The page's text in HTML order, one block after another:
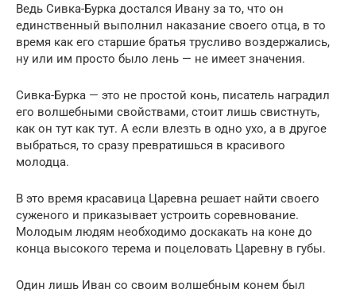
Ведь Сивка-Бурка достался Ивану за то, что он
единственный выполнил наказание своего отца, в то
время как его старшие братья трусливо воздержались,
ну или им просто было лень — не имеет значения.
Сивка-Бурка — это не простой конь, писатель наградил
его волшебными свойствами, стоит лишь свистнуть,
как он тут как тут. А если влезть в одно ухо, а в другое
выбраться, то сразу превратишься в красивого
молодца.
В это время красавица Царевна решает найти своего
суженого и приказывает устроить соревнование.
Молодым людям необходимо доскакать на коне до
конца высокого терема и поцеловать Царевну в губы.
Один лишь Иван со своим волшебным конем был